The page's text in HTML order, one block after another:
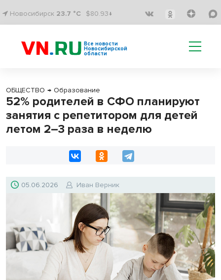
Новосибирск 23.7 °C $80.93↓
Все новости
Новосибирской
области
ОБЩЕСТВО → Образование
52% родителей в СФО планируют
занятия с репетитором для детей
летом 2–3 раза в неделю
05.06.2026 Иван Верник